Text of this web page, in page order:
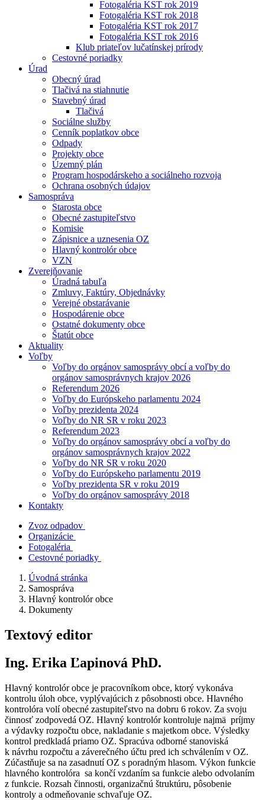
Fotogaléria KST rok 2019
Fotogaléria KST rok 2018
Fotogaléria KST rok 2017
Fotogaléria KST rok 2016
Klub priateľov lučatínskej prírody
Cestovné poriadky
Úrad
Obecný úrad
Tlačivá na stiahnutie
Stavebný úrad
Tlačivá
Sociálne služby
Cenník poplatkov obce
Odpady
Projekty obce
Územný plán
Program hospodárskeho a sociálneho rozvoja
Ochrana osobných údajov
Samospráva
Starosta obce
Obecné zastupiteľstvo
Komisie
Zápisnice a uznesenia OZ
Hlavný kontrolór obce
VZN
Zverejňovanie
Úradná tabuľa
Zmluvy, Faktúry, Objednávky
Verejné obstarávanie
Hospodárenie obce
Ostatné dokumenty obce
Štatút obce
Aktuality
Voľby
Voľby do orgánov samosprávy obcí a voľby do
orgánov samosprávnych krajov 2026
Referendum 2026
Voľby do Európskeho parlamentu 2024
Voľby prezidenta 2024
Voľby do NR SR v roku 2023
Referendum 2023
Voľby do orgánov samosprávy obcí a voľby do
orgánov samosprávnych krajov 2022
Voľby do NR SR v roku 2020
Voľby do Európskeho parlamentu 2019
Voľby prezidenta SR v roku 2019
Voľby do orgánov samosprávy 2018
Kontakty
Zvoz odpadov
Organizácie
Fotogaléria
Cestovné poriadky
Úvodná stránka
Samospráva
Hlavný kontrolór obce
Dokumenty
Textový editor
Ing. Erika Ľapinová PhD.
Hlavný kontrolór obce je pracovníkom obce, ktorý vykonáva
kontrolu úloh obce, vyplývajúcich z pôsobnosti obce. Hlavného
kontrolóra volí obecné zastupiteľstvo na dobru 6 rokov. Za svoju
činnosť zodpovedá OZ. Hlavný kontrolór kontroluje najmä príjmy
a výdavky rozpočtu obce, nakladanie s majetkom obce. Výsledky
kontrol predkladá priamo OZ. Spracúva odborné stanoviská
k návrhu rozpočtu a záverečného účtu pred ich schválením v OZ.
Zúčastňuje sa na zasadnutí OZ s poradným hlasom. Výkon funkcie
hlavného kontrolóra sa končí vzdaním sa funkcie alebo odvolaním
z funkcie. Rozsah činnosti, organizačnú štruktúru, pôsobenie
kontroly a odmeňovanie schvaľuje OZ.